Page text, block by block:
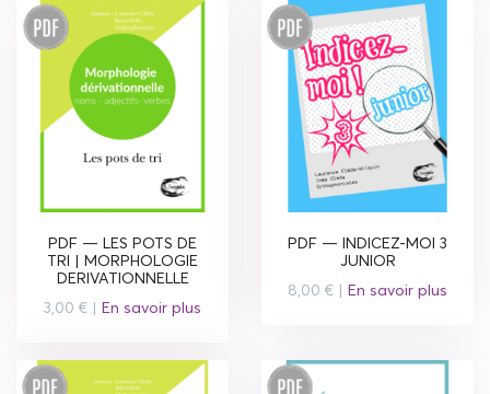
PDF — LES POTS DE
TRI | MORPHOLOGIE
DERIVATIONNELLE
3,00 € | En savoir plus
PDF — INDICEZ-MOI 3
JUNIOR
8,00 € | En savoir plus